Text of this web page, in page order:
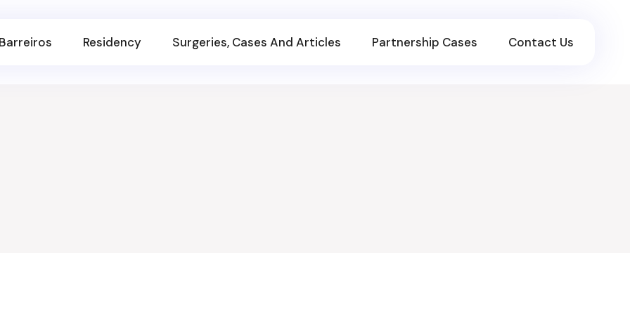
Residency Surgeries, Cases And Articles Partnership Cases Contact Us